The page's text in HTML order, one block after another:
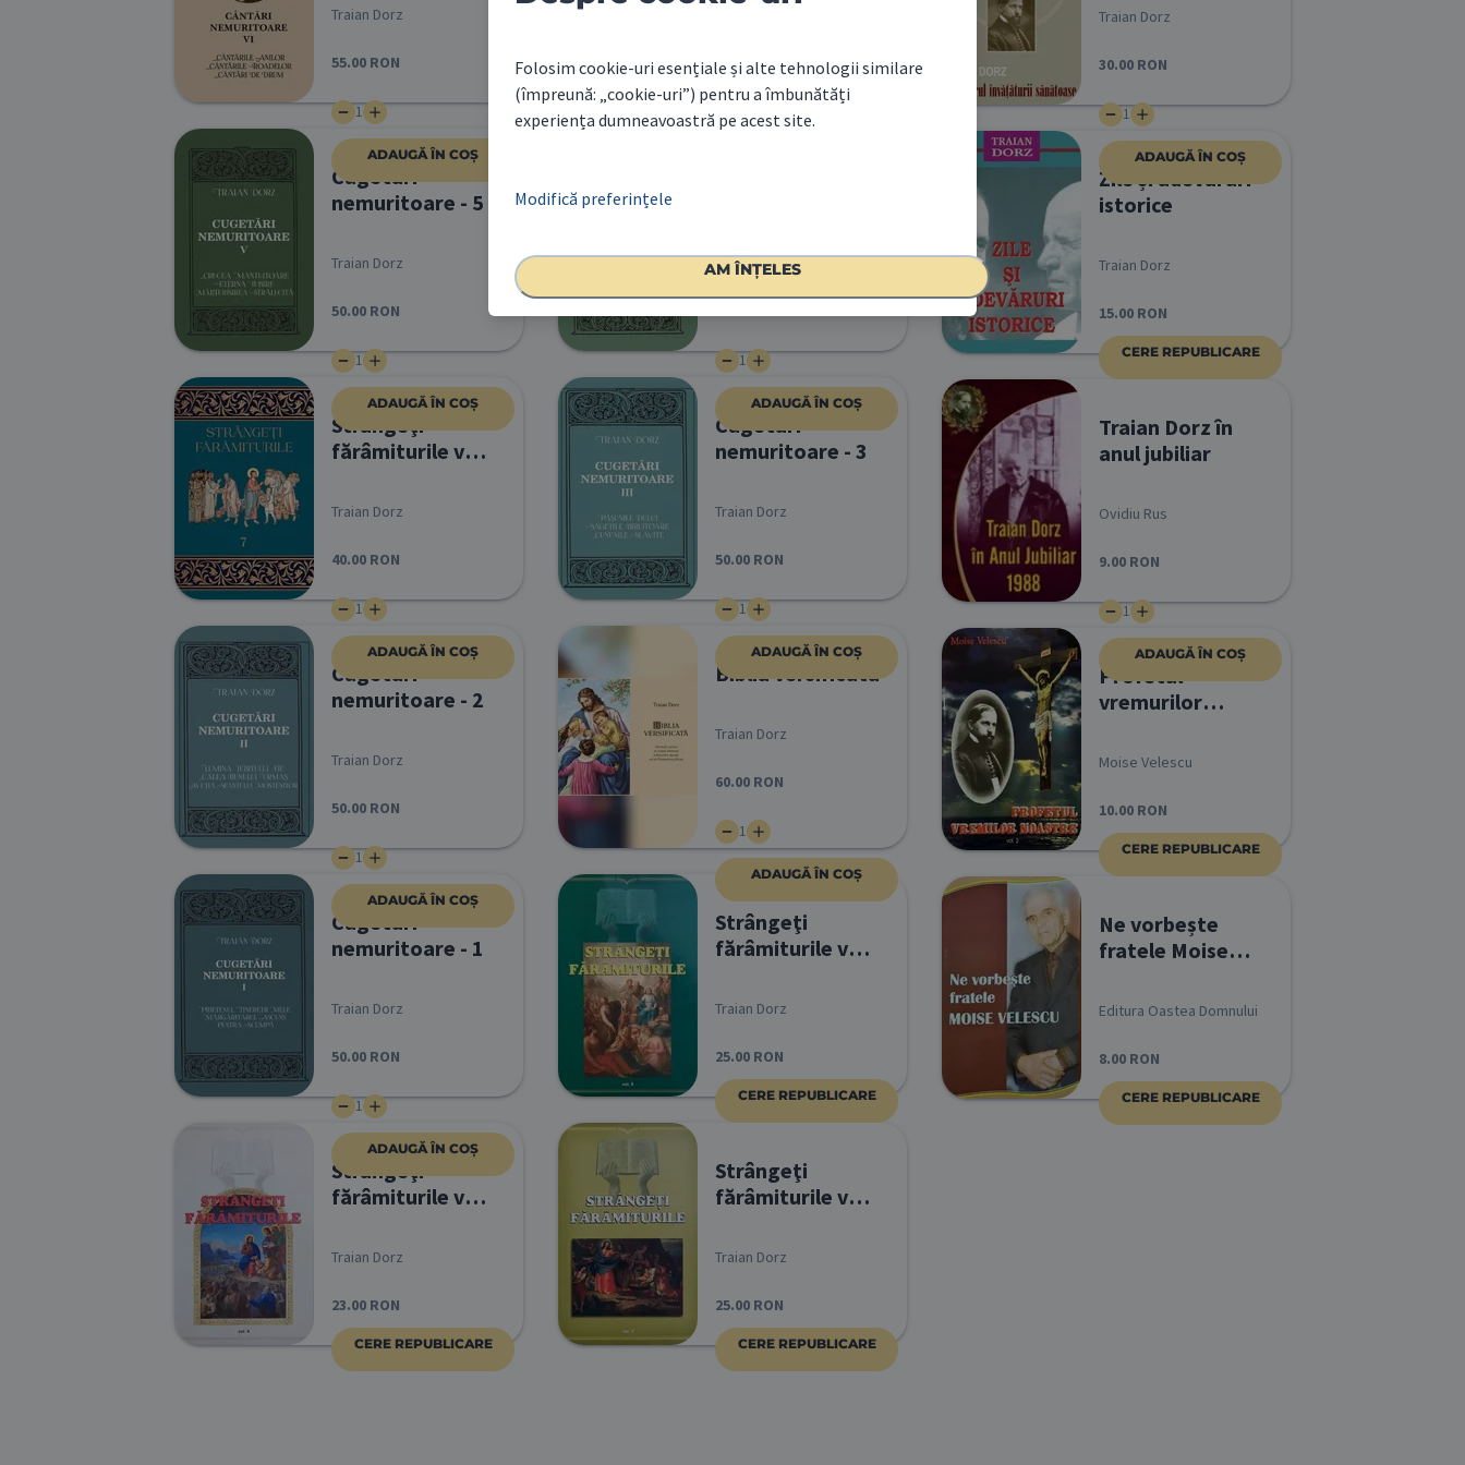
Traian Dorz
55.00 RON
1
ADAUGĂ ÎN COȘ
10.00RON
Cugetări
nemuritoare - 5
Traian Dorz
50.00 RON
1
ADAUGĂ ÎN COȘ
Traian Dorz
1
ADAUGĂ ÎN COȘ
Strângeţi
fărâmiturile vol
Traian Dorz
40.00 RON
1
ADAUGĂ ÎN COȘ
Cugetări
nemuritoare - 3
Traian Dorz
50.00 RON
1
ADAUGĂ ÎN COȘ
Cugetări
nemuritoare - 2
Traian Dorz
50.00 RON
1
ADAUGĂ ÎN COȘ
Biblia versificată
Traian Dorz
60.00 RON
1
ADAUGĂ ÎN COȘ
Cugetări
nemuritoare - 1
Traian Dorz
50.00 RON
1
ADAUGĂ ÎN COȘ
Strângeţi
fărâmiturile vol
Traian Dorz
25.00 RON
CERE REPUBLICARE
Strângeţi
fărâmiturile vol
Traian Dorz
23.00 RON
CERE REPUBLICARE
Strângeţi
fărâmiturile vol
Traian Dorz
25.00 RON
CERE REPUBLICARE
Traian Dorz
30.00 RON
1
ADAUGĂ ÎN COȘ
Zile și adevăruri
istorice
Traian Dorz
15.00 RON
CERE REPUBLICARE
Traian Dorz în
anul jubiliar
Ovidiu Rus
9.00 RON
1
ADAUGĂ ÎN COȘ
Profetul
vremurilor
Moise Velescu
10.00 RON
CERE REPUBLICARE
Ne vorbește
fratele Moise
Editura Oastea Domnului
8.00 RON
CERE REPUBLICARE
Folosim cookie-uri esențiale și alte tehnologii similare
(împreună: „cookie-uri”) pentru a îmbunătăți
experiența dumneavoastră pe acest site.
Modifică preferințele
AM ÎNȚELES